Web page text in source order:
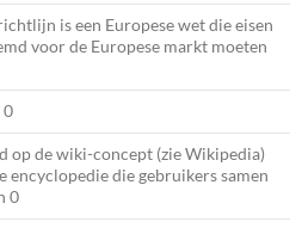
is een Europese wet die eisen
voor de Europese markt moeten
0
op de wiki-concept (zie Wikipedia)
encyclopedie die gebruikers samen
0